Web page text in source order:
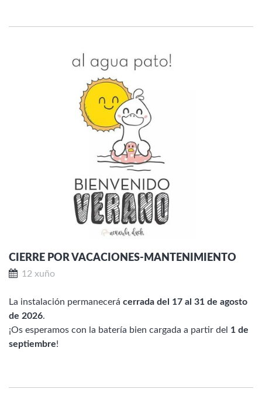
CIERRE POR VACACIONES-MANTENIMIENTO
12 xuño
La instalación permanecerá cerrada del 17 al 31 de agosto
de 2026.
¡Os esperamos con la batería bien cargada a partir del 1 de
septiembre!